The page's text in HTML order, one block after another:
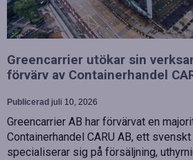
Greencarrier utökar sin
förvärv av Containerhandel
Publicerad juli 10, 2026
Greencarrier AB har förvärvat en
Containerhandel CARU AB, ett
specialiserar sig på försäljning,